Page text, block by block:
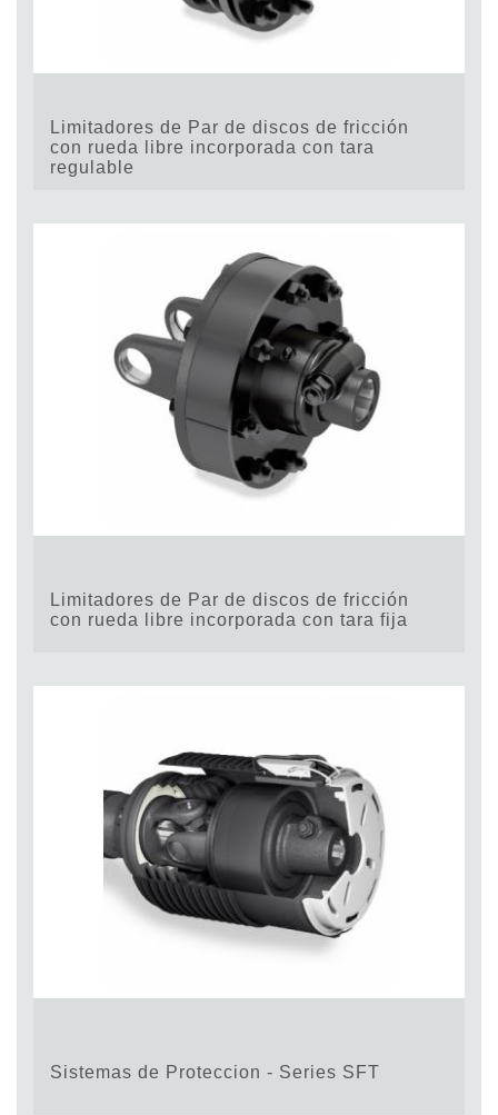
Limitadores de Par de discos de fricción
con rueda libre incorporada con tara
regulable
Limitadores de Par de discos de fricción
con rueda libre incorporada con tara fija
Sistemas de Proteccion - Series SFT